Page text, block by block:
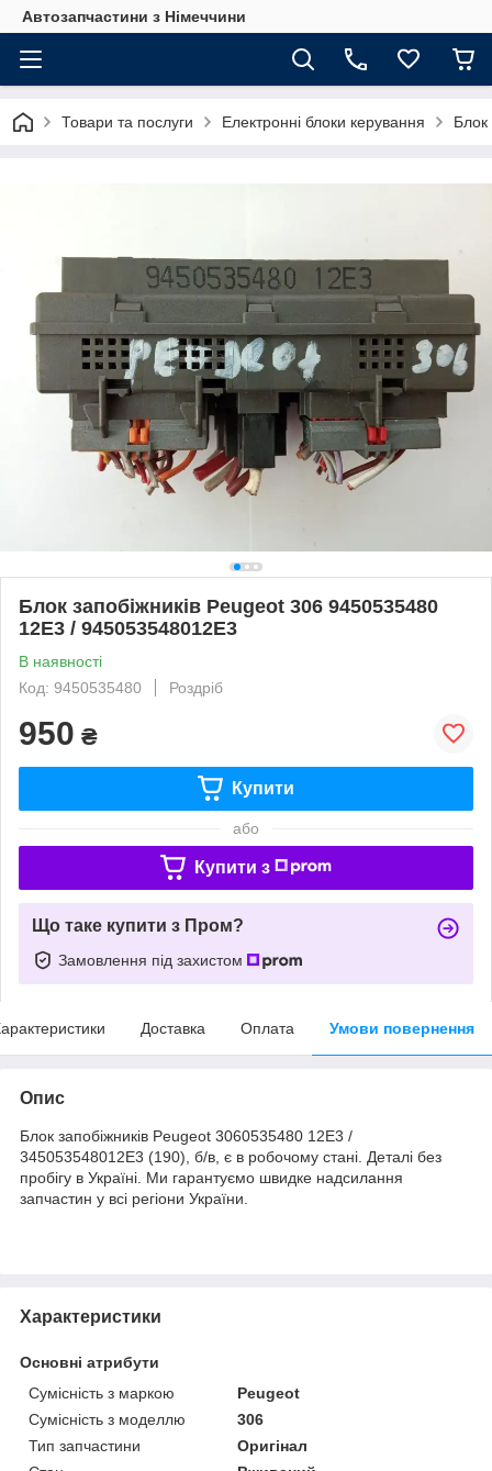
Автозапчастини з Німеччини
Товари та послуги Електронні блоки керування Блок
Блок запобіжників Peugeot 306 9450535480
12E3 / 945053548012E3
В наявності
Код: 9450535480
Роздріб
950 ₴
Купити
або
Купити з
Що таке купити з Пром?
Замовлення під захистом
Доставка Оплата Умови повернення
Опис
Блок запобіжників Peugeot 3060535480 12E3 /
345053548012E3 (190), б/в, є в робочому стані. Деталі без
пробігу в Україні. Ми гарантуємо швидке надсилання
запчастин у всі регіони України.
Характеристики
Основні атрибути
Сумісність з маркою
Peugeot
Сумісність з моделлю
306
Тип запчастини
Оригінал